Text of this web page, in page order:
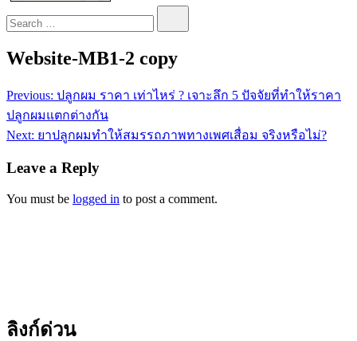
Website-MB1-2 copy
Previous: ปลูกผม ราคา เท่าไหร่ ? เจาะลึก 5 ปัจจัยที่ทำให้ราคา
ปลูกผมแตกต่างกัน
Next: ยาปลูกผมทำให้สมรรถภาพทางเพศเสื่อม จริงหรือไม่?
Leave a Reply
You must be logged in to post a comment.
ลิงก์ด่วน